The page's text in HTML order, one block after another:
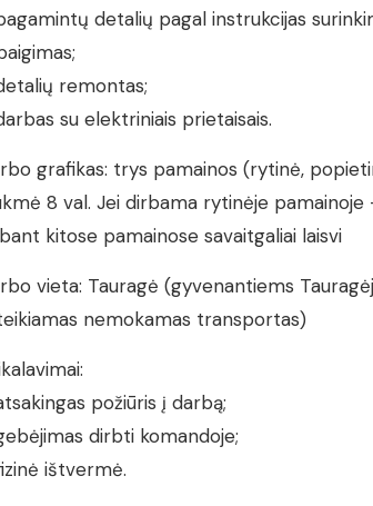
detalių pagal instrukcijas
remontas;
su elektriniais prietaisais.
grafikas: trys pamainos (rytinė,
8 val. Jei dirbama rytinėje pamainoje
kitose pamainose savaitgaliai laisvi
vieta: Tauragė (gyvenantiems
nemokamas transportas)
požiūris į darbą;
dirbti komandoje;
ištvermė.